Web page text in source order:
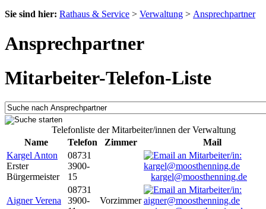
Sie sind hier: Rathaus & Service > Verwaltung > Ansprechpartner
Ansprechpartner
Mitarbeiter-Telefon-Liste
Telefonliste der Mitarbeiter/innen der Verwaltung
Name
Telefon Zimmer
Mail
Kargel Anton
Erster
Bürgermeister
08731
3900-
15
kargel@moosthenning.de
Aigner Verena
08731
3900-
Vorzimmer